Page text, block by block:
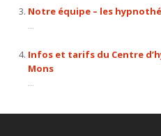
Notre équipe – les
...
Infos et tarifs du Centre
Mons
...